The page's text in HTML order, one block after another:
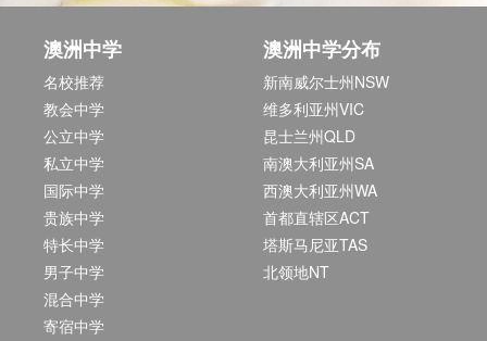
澳洲中学
名校推荐
教会中学
公立中学
私立中学
国际中学
贵族中学
特长中学
男子中学
混合中学
寄宿中学
澳洲中学分布
新南威尔士州NSW
维多利亚州VIC
昆士兰州QLD
南澳大利亚州SA
西澳大利亚州WA
首都直辖区ACT
塔斯马尼亚TAS
北领地NT